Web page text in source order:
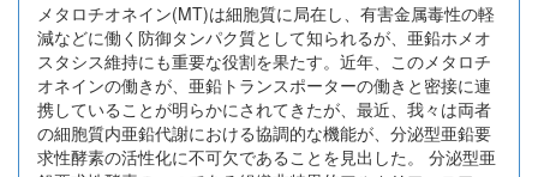
メタロチオネイン(MT)は細胞質に局在し、有害金属毒性の軽
減などに働く防御タンパク質として知られるが、亜鉛ホメオ
スタシス維持にも重要な役割を果たす。近年、このメタロチ
オネインの働きが、亜鉛トランスポーターの働きと密接に連
携していることが明らかにされてきたが、最近、我々は両者
の細胞質内亜鉛代謝における協調的な機能が、分泌型亜鉛要
求性酵素の活性化に不可欠であることを見出した。 分泌型亜